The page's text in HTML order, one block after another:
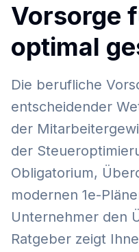
Vorsorge
optimal
Die berufliche
entscheidender
der
der
Obligatorium,
modernen 1e-
Unternehmer den
Ratgeber zeigt